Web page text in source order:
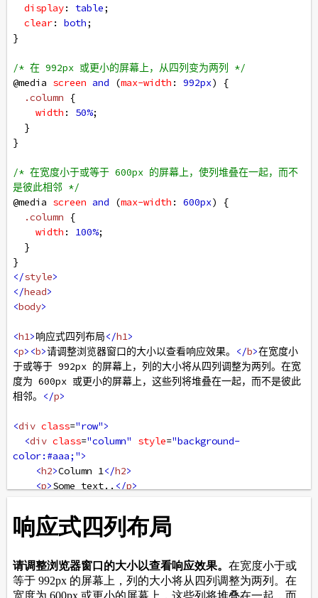
display: table;
clear: both;
}
/* 在 992px 或更小的屏幕上，从四列变为两列 */
@media screen and (max-width : 992px) {
.column {
width : 50%;
  }
}
/* 在宽度小于或等于 600px 的屏幕上，使列堆叠在一起，而不
是彼此相邻 */
@media screen and (max-width : 600px) {
.column {
width : 100%;
  }
}
</style>
</head>
<body>
<h1>响应式四列布局</h1>
<p><b>请调整浏览器窗口的大小以查看响应效果。 </b>在宽度小
于或等于 992px 的屏幕上，列的大小将从四列调整为两列。在宽
度为 600px 或更小的屏幕上，这些列将堆叠在一起，而不是彼此
相邻。
</p>
<div class="row">
<div class="column" style="background-
color:#aaa;">
<h2>Column 1</h2>
<p>Some text.. </p>
<div class ="column" style=
<h2>Column 2</h2>
<p>Some text..</p>
</div>